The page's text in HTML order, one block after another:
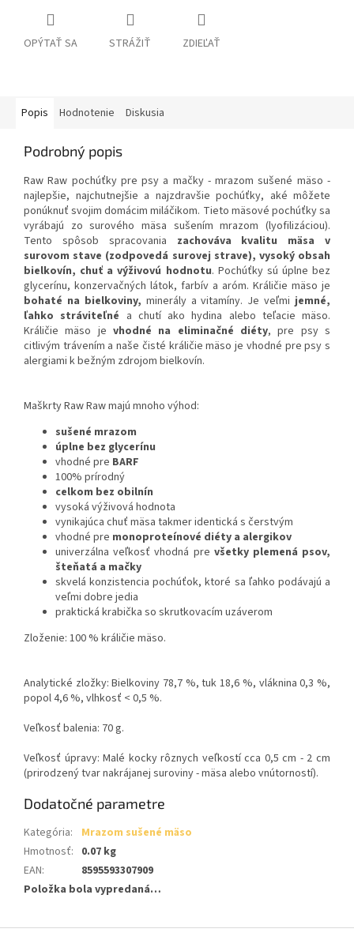
OPÝTAŤ SA STRÁŽIŤ ZDIEĽAŤ
Popis Hodnotenie Diskusia
Podrobný popis
Raw Raw pochúťky pre psy a mačky - mrazom sušené mäso -
najlepšie, najchutnejšie a najzdravšie pochúťky, aké môžete
ponúknuť svojim domácim miláčikom. Tieto mäsové pochúťky sa
vyrábajú zo surového mäsa sušením mrazom (lyofilizáciou).
Tento spôsob spracovania zachováva kvalitu mäsa v
surovom stave (zodpovedá surovej strave), vysoký obsah
bielkovín, chuť a výživovú hodnotu. Pochúťky sú úplne bez
glycerínu, konzervačných látok, farbív a aróm. Králičie mäso je
bohaté na bielkoviny, minerály a vitamíny. Je veľmijemné,
ľahko stráviteľné a chutí ako hydina alebo teľacie mäso.
Králičie mäso je vhodné na eliminačné diéty, pre psy s
citlivým trávením a naše čisté králičie mäso je vhodné pre psy s
alergiami k bežným zdrojom bielkovín.
Maškrty Raw Raw majú mnoho výhod:
sušené mrazom
úplne bez glycerínu
vhodné pre BARF
100% prírodný
celkom bez obilnín
vysoká výživová hodnota
vynikajúca chuť mäsa takmer identická s čerstvým
vhodné pre monoproteínové diéty a alergikov
univerzálna veľkosť vhodná pre všetky plemená psov,
šteňatá a mačky
skvelá konzistencia pochúťok, ktoré sa ľahko podávajú a
veľmi dobre jedia
praktická krabička so skrutkovacím uzáverom
Zloženie: 100 % králičie mäso.
Analytické zložky: Bielkoviny 78,7 %, tuk 18,6 %, vláknina 0,3 %,
popol 4,6 %, vlhkosť < 0,5 %.
Veľkosť balenia: 70 g.
Veľkosť úpravy: Malé kocky rôznych veľkostí cca 0,5 cm - 2 cm
(prirodzený tvar nakrájanej suroviny - mäsa alebo vnútorností).
Dodatočné parametre
Kategória:
Mrazom sušené mäso
Hmotnosť: 0.07 kg
EAN:
8595593307909
Položka bola vypredaná…